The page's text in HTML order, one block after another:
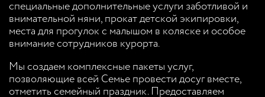
специальные дополнительные услуги заботливой и
внимательной няни, прокат детской экипировки,
места для прогулок с малышом в коляске и особое
внимание сотрудников курорта.
Мы создаем комплексные пакеты услуг,
позволяющие всей Семье провести досуг вместе,
отметить семейный праздник. Предоставляем